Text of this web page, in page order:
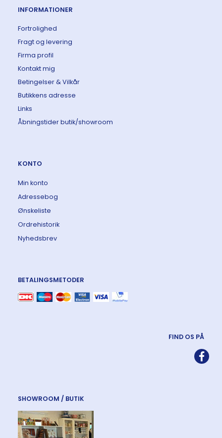
INFORMATIONER
Fortrolighed
Fragt og levering
Firma profil
Kontakt mig
Betingelser & Vilkår
Butikkens adresse
Links
Åbningstider butik/showroom
KONTO
Min konto
Adressebog
Ønskeliste
Ordrehistorik
Nyhedsbrev
BETALINGSMETODER
FIND OS PÅ
SHOWROOM / BUTIK